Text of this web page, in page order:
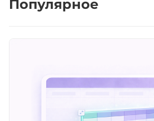
Популярное